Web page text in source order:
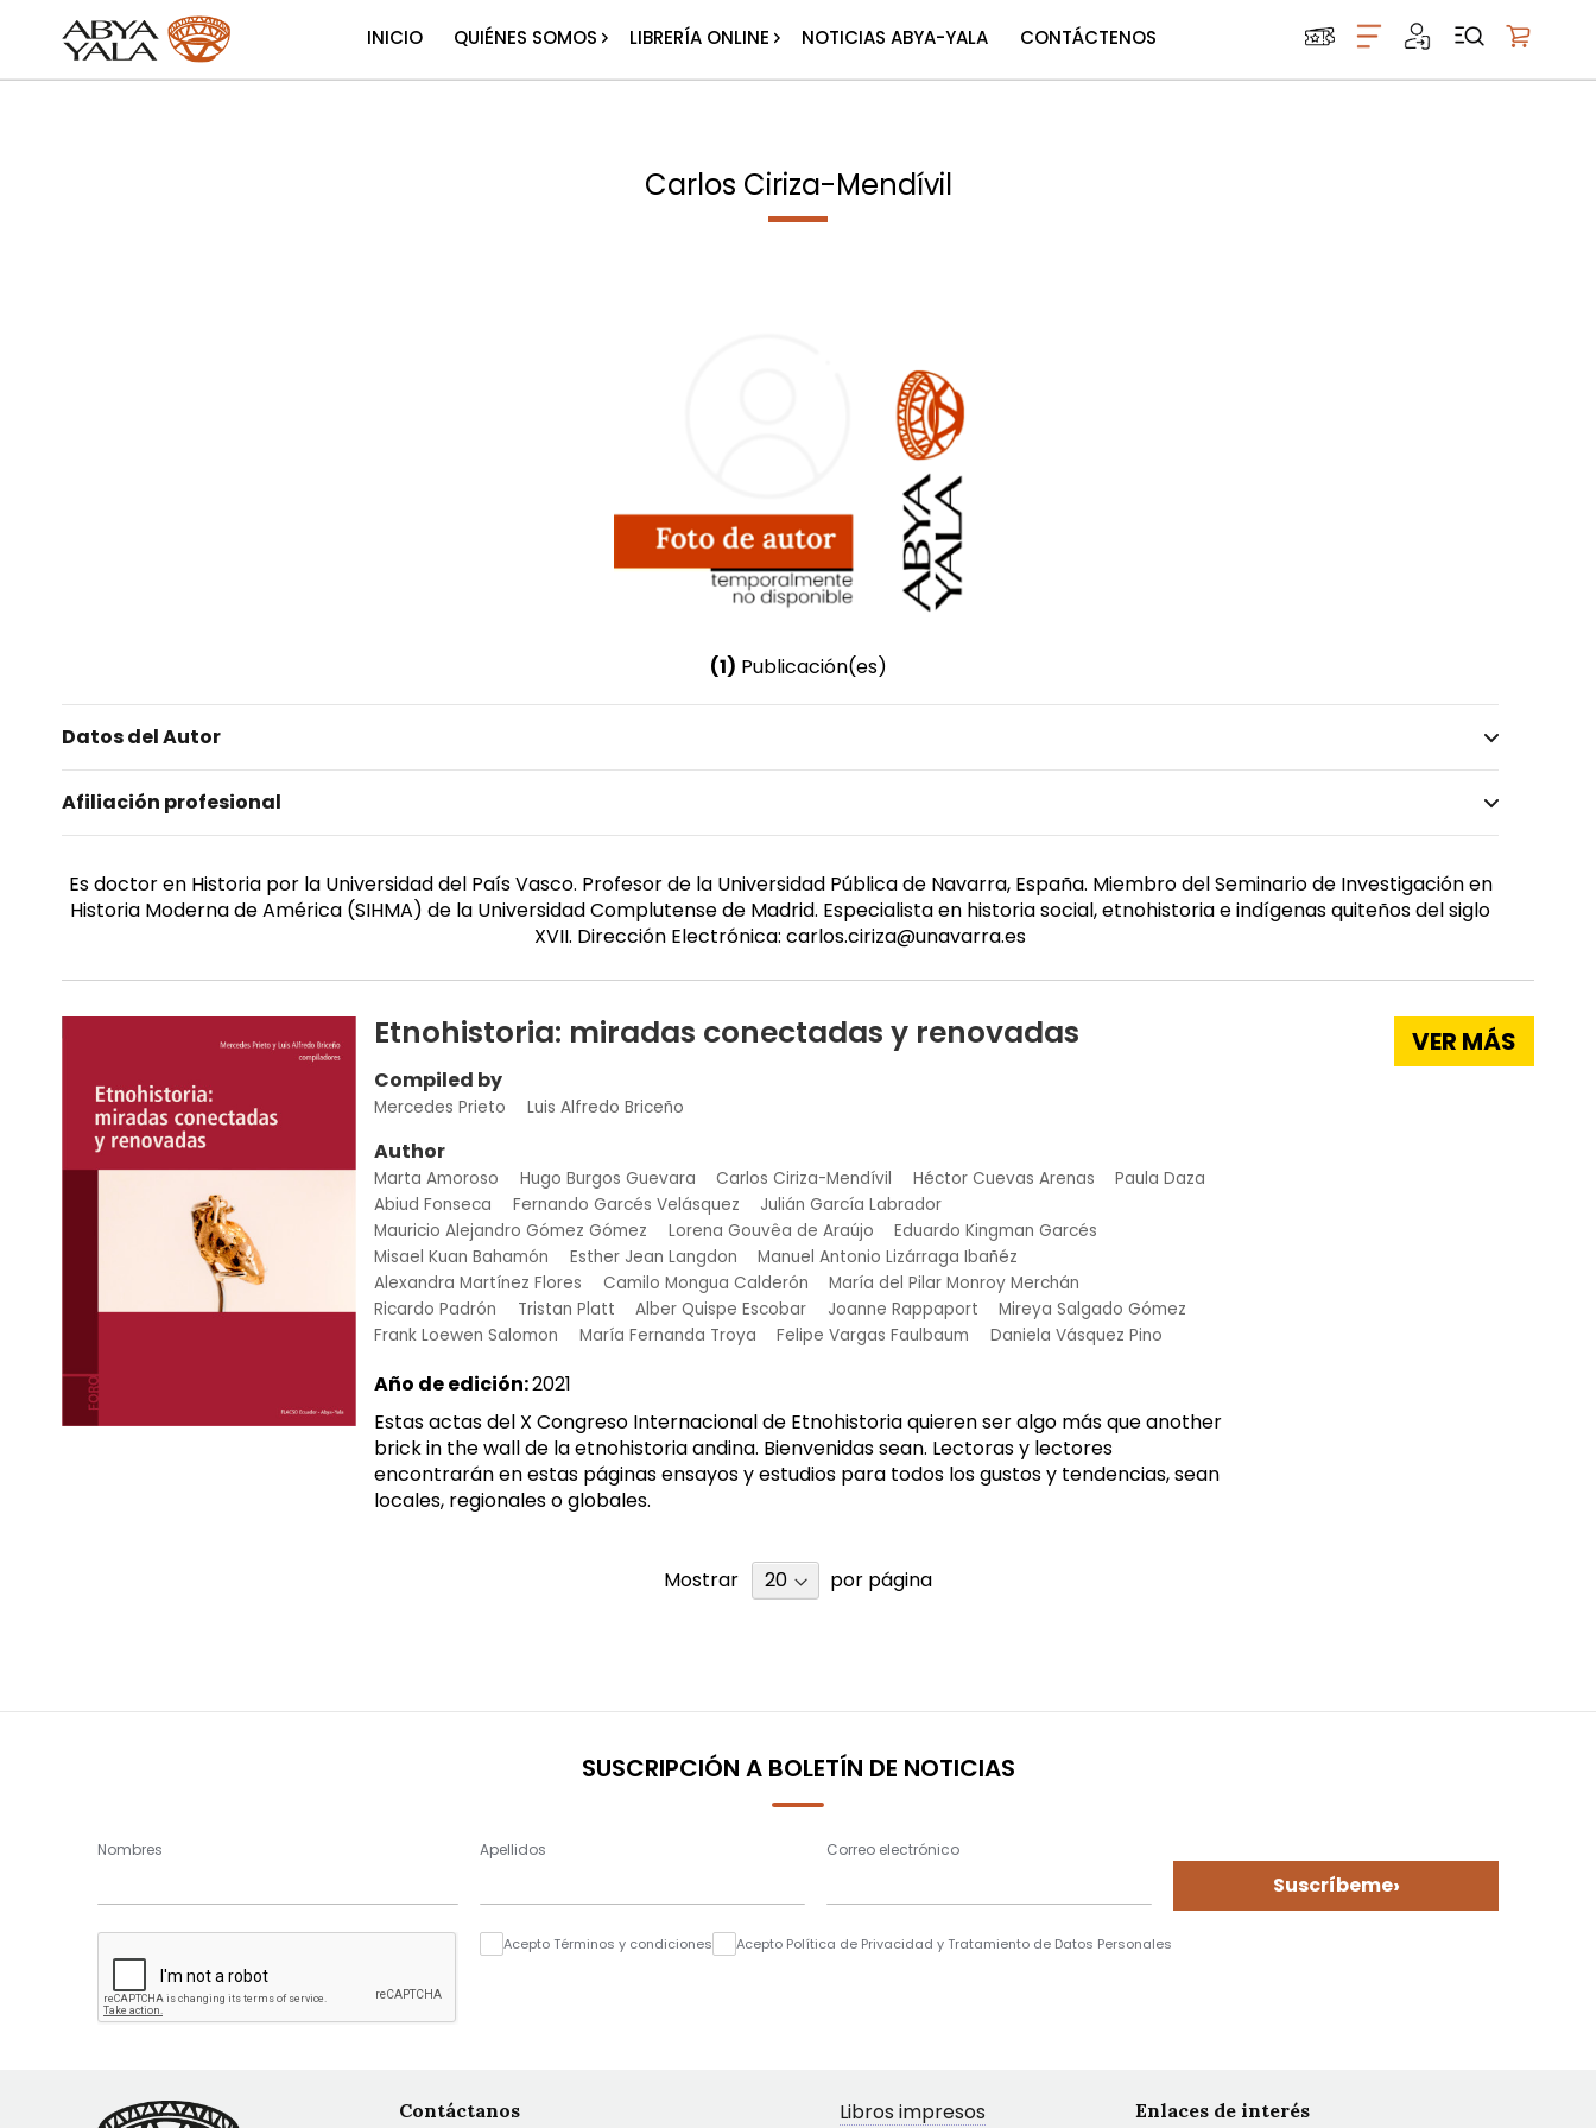
INICIO QUIÉNES SOMOS LIBRERÍA ONLINE NOTICIAS ABYA-YALA CONTÁCTENOS
Carlos Ciriza-Mendívil
(1) Publicación(es)
Datos del Autor
Masculino
Afiliación profesional
Es doctor en Historia por la Universidad del País Vasco. Profesor de la Universidad Pública de Navarra, España. Miembro del Seminario de Investigación en
Historia Moderna de América (SIHMA) de la Universidad Complutense de Madrid. Especialista en historia social, etnohistoria e indígenas quiteños del siglo
XVII. Dirección Electrónica: carlos.ciriza@unavarra.es
Etnohistoria: miradas conectadas y renovadas
Compiled by
Mercedes Prieto Luis Alfredo Briceño
Author
Marta Amoroso Hugo Burgos Guevara Carlos Ciriza-Mendívil Héctor Cuevas Arenas
Paula Daza
Abiud Fonseca
Fernando Garcés Velásquez
Julián García Labrador
Mauricio Alejandro Gómez Gómez
Lorena Gouvêa de Araújo
Eduardo Kingman Garcés
Misael Kuan Bahamón
Esther Jean Langdon
Manuel Antonio Lizárraga Ibañéz
Alexandra Martínez Flores
Camilo Mongua Calderón
María del Pilar Monroy Merchán
Ricardo Padrón
Tristan Platt Alber Quispe Escobar Joanne Rappaport
Mireya Salgado Gómez
Frank Loewen Salomon
María Fernanda Troya Felipe Vargas Faulbaum Daniela Vásquez Pino
Año de edición:2021
Estas actas del X Congreso Internacional de Etnohistoria quieren ser algo más que another
brick in the wall de la etnohistoria andina. Bienvenidas sean. Lectoras y lectores
encontrarán en estas páginas ensayos y estudios para todos los gustos y tendencias, sean
locales, regionales o globales.
VER MÁS
Mostrar por página
SUSCRIPCIÓN A BOLETÍN DE NOTICIAS
Nombres Apellidos Correo electrónico
Suscríbeme›
Acepto Términos y condiciones Acepto Política de Privacidad y Tratamiento de Datos Personales
Contáctanos Libros impresos Enlaces de interés